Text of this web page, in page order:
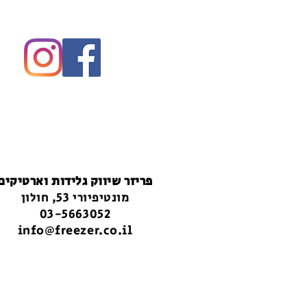
פריזר שיווק גלידות
מונטיפיורי 53, חולון
03-5663052
info@freezer.co.il